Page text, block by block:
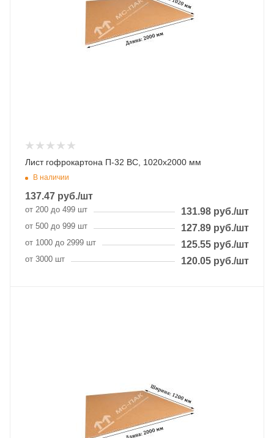
Лист гофрокартона П-32 BC, 1020х2000 мм
В наличии
137.47 руб./шт
от 200 до 499 шт 131.98 руб./шт
от 500 до 999 шт 127.89 руб./шт
от 1000 до 2999 шт 125.55 руб./шт
от 3000 шт 120.05 руб./шт